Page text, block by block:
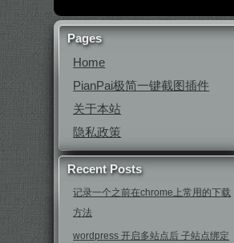
Pages
Home
PianPai极简一键截图插件
关于本站
隐私政策
Recent Posts
记录一个之前在chrome上常用的下载
方法
wordpress 开启多站点后 子站点绑定